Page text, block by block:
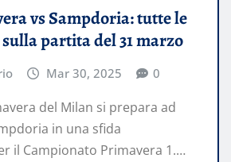
vs Sampdoria: tutte le
partita del 31 marzo
Mar 30, 2025 0
del Milan si prepara ad
in una sfida
il Campionato Primavera 1.…